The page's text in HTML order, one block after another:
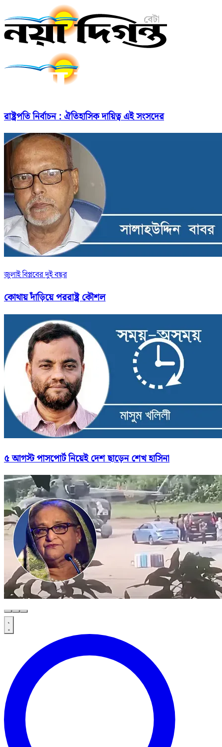
রাষ্ট্রপতি নির্বাচন : ঐতিহাসিক দায়িত্ব এই সংসদের
জুলাই বিপ্লবের দুই বছর
কোথায় দাঁড়িয়ে পররাষ্ট্র কৌশল
৫ আগস্ট পাসপোর্ট নিয়েই দেশ ছাড়েন শেখ হাসিনা